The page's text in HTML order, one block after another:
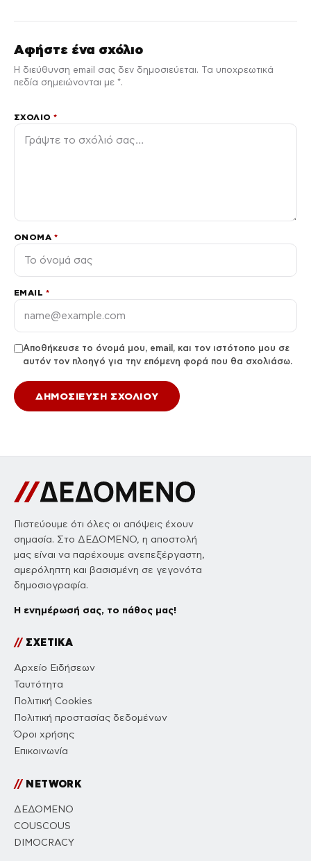
Αφήστε ένα σχόλιο
Η διεύθυνση email σας δεν δημοσιεύεται. Τα υποχρεωτικά
πεδία σημειώνονται με *.
ΣΧΌΛΙΟ*
ΌΝΟΜΑ *
EMAIL *
Αποθήκευσε το όνομά μου, email, και τον ιστότοπο μου σε
αυτόν τον πλοηγό για την επόμενη φορά που θα σχολιάσω.
Πιστεύουμε ότι όλες οι απόψεις έχουν
σημασία. Στο ΔΕΔΟΜΕΝΟ, η αποστολή
μας είναι να παρέχουμε ανεπεξέργαστη,
αμερόληπτη και βασισμένη σε γεγονότα
δημοσιογραφία.
Η ενημέρωσή σας, το πάθος μας!
//ΣΧΕΤΙΚΑ
Αρχείο Ειδήσεων
Ταυτότητα
Πολιτική Cookies
Πολιτική προστασίας δεδομένων
Όροι χρήσης
Επικοινωνία
//NETWORK
ΔΕΔΟΜΕΝΟ
COUSCOUS
DIMOCRACY